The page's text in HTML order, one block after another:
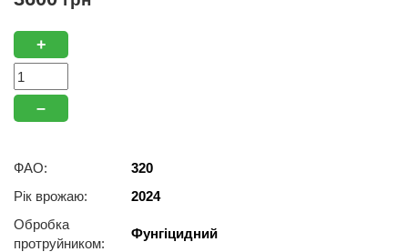
+
–
ФАО:
320
Рік врожаю:
2024
Обробка
протруйником:
Фунгіцидний